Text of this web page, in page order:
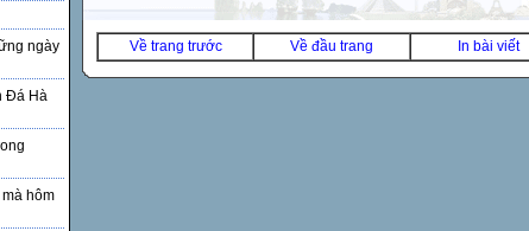
ngày
Đá Hà
hôm
Về trang trước Về đầu trang In bài viết